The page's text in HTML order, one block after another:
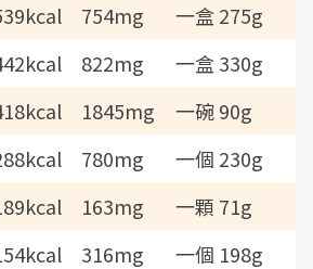
754mg
一盒 275g
822mg
一盒 330g
1845mg
一碗 90g
780mg
一個 230g
163mg
一顆 71g
316mg
一個 198g